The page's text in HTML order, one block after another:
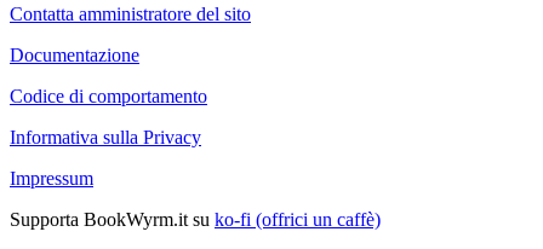
Contatta amministratore del sito
Documentazione
Codice di comportamento
Informativa sulla Privacy
Impressum
Supporta BookWyrm.it su ko-fi (offrici un caffè)